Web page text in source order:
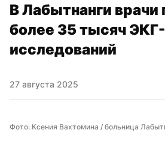
В Лабытнанги врачи
более 35 тысяч ЭКГ-
исследований
27 августа 2025
Фото: Ксения Вахтомина / больница